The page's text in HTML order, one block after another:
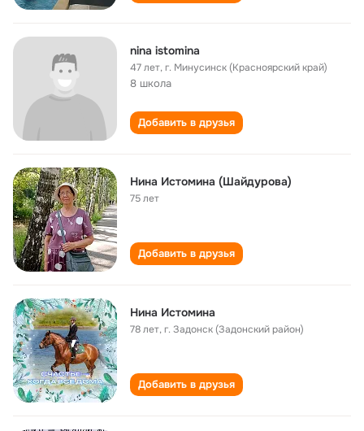
nina istomina
47 лет,г. Минусинск (Красноярский край)
8 школа
Добавить в друзья
Нина Истомина (Шайдурова)
75 лет
Добавить в друзья
Нина Истомина
78 лет,г. Задонск (Задонский район)
Добавить в друзья